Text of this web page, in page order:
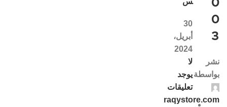
0
0
3
نشر
بواسطة
raqystore.com
30
أبريل،
2024
لا
يوجد
تعليقات